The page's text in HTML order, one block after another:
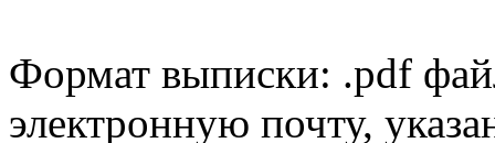
Формат выписки: .pdf
электронную почту,